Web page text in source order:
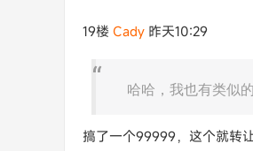
19楼 Cady 昨天10:29
哈哈，我也有类似
搞了一个99999，这个就转